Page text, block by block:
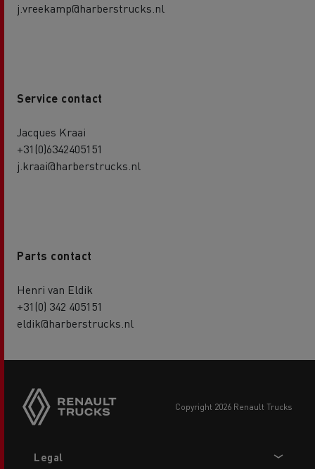
j.vreekamp@harberstrucks.nl
Service contact
Jacques Kraai
+31(0)6342405151
j.kraai@harberstrucks.nl
Parts contact
Henri van Eldik
+31(0) 342 405151
eldik@harberstrucks.nl
copyright 2026 Renault Trucks
menu
Legal